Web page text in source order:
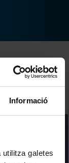
Informació
galetes